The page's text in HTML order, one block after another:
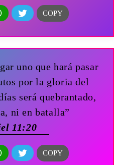
uno que hará pasar
por la gloria del
será quebrantado,
ni en batalla”
11:20